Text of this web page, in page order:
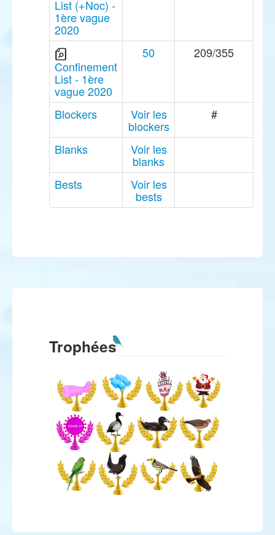
List (+Noc) -
1ère vague
2020
Confinement
List - 1ère
vague 2020
50 209/355
Blockers Voir les
blockers
#
Blanks Voir les
blanks
Bests
Voir les
bests
Trophées